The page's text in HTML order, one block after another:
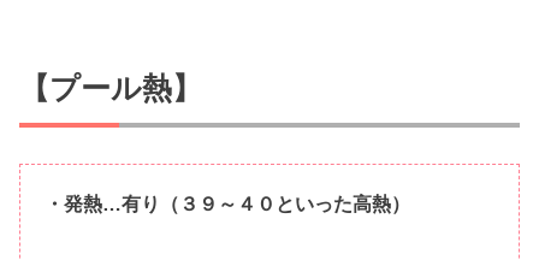
【プール熱】
・発熱…有り（３９～４０といった高熱）